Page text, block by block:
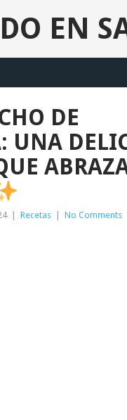
EN
DE
UNA
| Recetas | No Comments